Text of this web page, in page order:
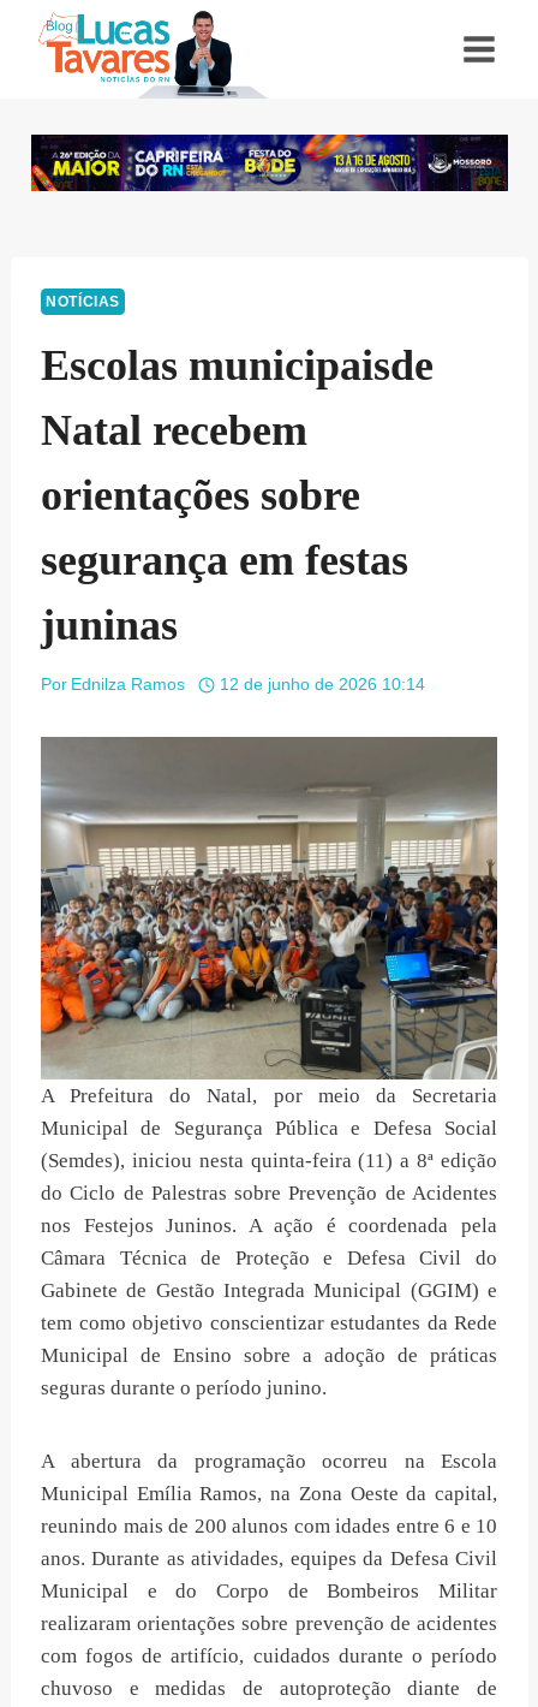
NOTÍCIAS
Escolas municipaisde
Natal recebem
orientações sobre
segurança em festas
juninas
Por Ednilza Ramos 12 de junho de 2026 10:14
A Prefeitura do Natal, por meio da Secretaria
Municipal de Segurança Pública e Defesa Social
(Semdes), iniciou nesta quinta-feira (11) a 8ª edição
do Ciclo de Palestras sobre Prevenção de Acidentes
nos Festejos Juninos. A ação é coordenada pela
Câmara Técnica de Proteção e Defesa Civil do
Gabinete de Gestão Integrada Municipal (GGIM) e
tem como objetivo conscientizar estudantes da Rede
Municipal de Ensino sobre a adoção de práticas
seguras durante o período junino.
A abertura da programação ocorreu na Escola
Municipal Emília Ramos, na Zona Oeste da capital,
reunindo mais de 200 alunos com idades entre 6 e 10
anos. Durante as atividades, equipes da Defesa Civil
Municipal e do Corpo de Bombeiros Militar
realizaram orientações sobre prevenção de acidentes
com fogos de artifício, cuidados durante o período
chuvoso e medidas de autoproteção diante de